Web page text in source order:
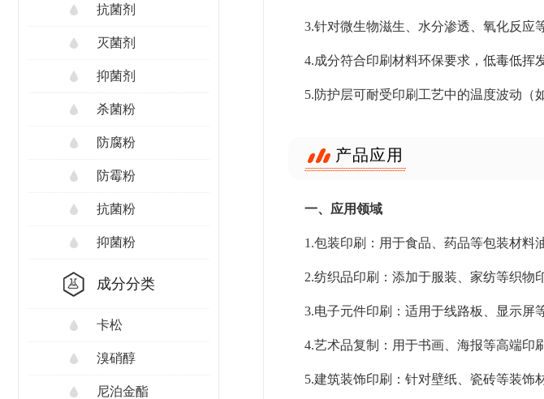
抗菌剂
灭菌剂
抑菌剂
杀菌粉
防腐粉
防霉粉
抗菌粉
抑菌粉
成分分类
卡松
溴硝醇
尼泊金酯
3.针对微生物滋生、水分渗透、氧化反应
4.成分符合印刷材料环保要求，低毒低挥
5.防护层可耐受印刷工艺中的温度波动（
产品应用
一、应用领域
1.包装印刷：用于食品、药品等包装材料
2.纺织品印刷：添加于服装、家纺等织物
3.电子元件印刷：适用于线路板、显示屏
4.艺术品复制：用于书画、海报等高端印
5.建筑装饰印刷：针对壁纸、瓷砖等装饰